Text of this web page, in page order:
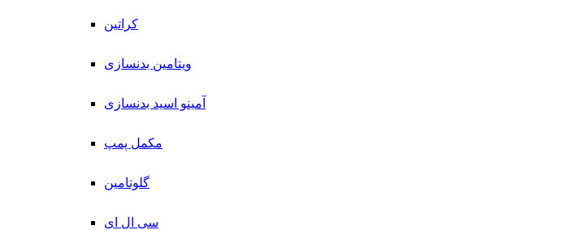
کراتین
ویتامین بدنسازی
آمینو اسید بدنسازی
مکمل پمپ
گلوتامین
سی ال ای